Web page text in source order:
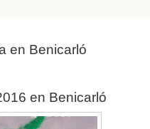
en Benicarló
en Benicarló